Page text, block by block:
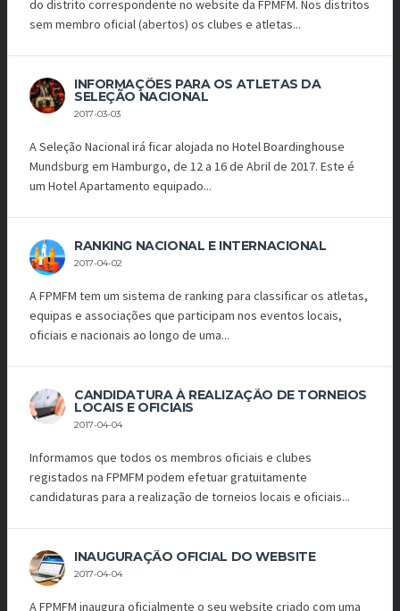
do distrito correspondente no website da FPMFM. Nos distritos
sem membro oficial (abertos) os clubes e atletas...
INFORMAÇÕES PARA OS ATLETAS DA
SELEÇÃO NACIONAL
2017-03-03
A Seleção Nacional irá ficar alojada no Hotel Boardinghouse
Mundsburg em Hamburgo, de 12 a 16 de Abril de 2017. Este é
um Hotel Apartamento equipado...
RANKING NACIONAL E INTERNACIONAL
2017-04-02
A FPMFM tem um sistema de ranking para classificar os atletas,
equipas e associações que participam nos eventos locais,
oficiais e nacionais ao longo de uma...
CANDIDATURA À REALIZAÇÃO DE TORNEIOS
LOCAIS E OFICIAIS
2017-04-04
Informamos que todos os membros oficiais e clubes
registados na FPMFM podem efetuar gratuitamente
candidaturas para a realização de torneios locais e oficiais...
INAUGURAÇÃO OFICIAL DO WEBSITE
2017-04-04
A FPMFM inaugura oficialmente o seu website criado com uma